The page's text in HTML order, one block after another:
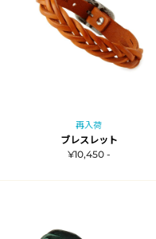
再入荷
ブレスレット
¥10,450 -